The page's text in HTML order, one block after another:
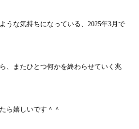
うな気持ちになっている、2025年3月で
、またひとつ何かを終わらせていく兆
ら嬉しいです＾＾